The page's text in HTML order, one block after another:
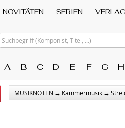
NOVITÄTEN SERIEN
Suchbegriff (Komponist, Titel, ...)
A B C D E F G H
MUSIKNOTEN → Kammermusik →